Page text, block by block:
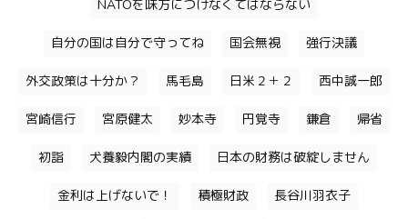
NATOを味方につけなくてはならない
自分の国は自分で守ってね 国会無視 強行決議
外交政策は十分か？ 馬毛島 日米２＋２ 西中誠一郎
宮崎信行 宮原健太 妙本寺 円覚寺 鎌倉 帰省
初詣 犬養毅内閣の実績 日本の財務は破綻しません
金利は上げないで！ 積極財政 長谷川羽衣子